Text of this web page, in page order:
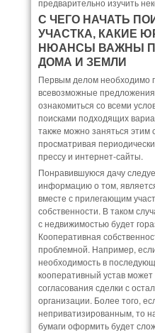
предварительно изучить
С ЧЕГО НАЧАТЬ
УЧАСТКА, КАКИЕ
НЮАНСЫ ВАЖНЫ
ДОМА И ЗЕМЛИ
Первым делом необходимо
всевозможные
ознакомиться со всеми
поисками подходящих
также можно заняться этим
просматривая
прессу и интернет-сайты.
Понравившуюся дачу
информацию о том,
вместе с прилегающим
собственности. В таком
с недвижимостью будет
Кооперативная
проблемной. Например,
необходимость в
кооперативный устав может
согласования сделки с
организации. Более того,
неприватизированным, то
бумаги оформить будет